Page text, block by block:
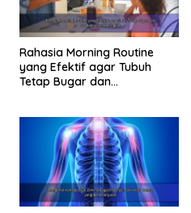
Rahasia Morning Routine
yang Efektif agar Tubuh
Tetap Bugar dan